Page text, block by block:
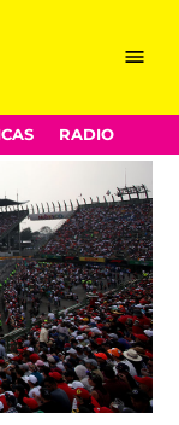
Menu
RADIO